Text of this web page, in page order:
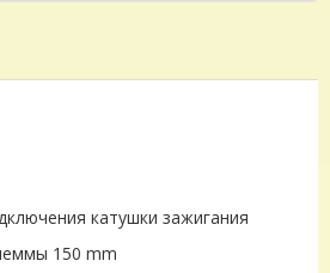
катушки зажигания
150 mm